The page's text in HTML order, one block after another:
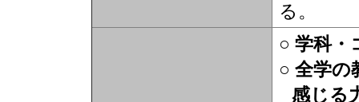
る。
○ 学科・
○ 全学の
感じる